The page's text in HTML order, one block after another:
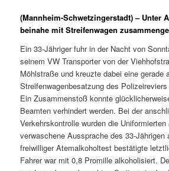
(Mannheim-Schwetzingerstadt) – Unter
beinahe mit Streifenwagen
Ein 33-Jähriger fuhr in der Nacht von
seinem VW Transporter von der
Möhlstraße und kreuzte dabei eine gerade
Streifenwagenbesatzung des
Ein Zusammenstoß konnte
Beamten verhindert werden. Bei der
Verkehrskontrolle wurden die
verwaschene Aussprache des 33-Jährigen
freiwilliger Atemalkoholtest bestätigte
Fahrer war mit 0,8 Promille alkoholisiert.